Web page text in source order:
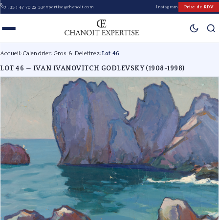
+33 1 47 70 22 33expertise@chanoit.com Instagram Prise de RDV
Accueil› Calendrier› Gros & Delettrez›Lot 46
LOT 46 — IVAN IVANOVITCH GODLEVSKY (1908-1998)